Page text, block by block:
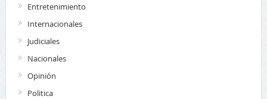
Entretenimiento
Internacionales
Judiciales
Nacionales
Opinión
Politica